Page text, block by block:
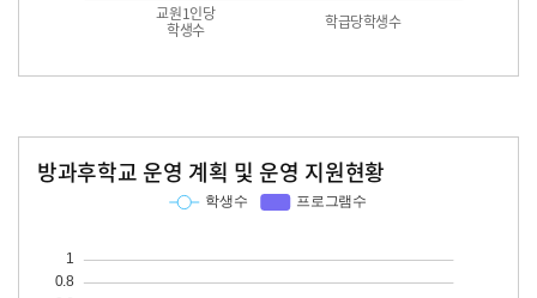
교원1인당
학생수 학급당학생수
방과후학교 운영 계획 및 운영 지원현황